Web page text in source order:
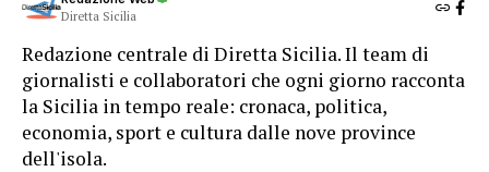
Diretta Sicilia
Redazione centrale di Diretta Sicilia. Il team di
giornalisti e collaboratori che ogni giorno racconta
la Sicilia in tempo reale: cronaca, politica,
economia, sport e cultura dalle nove province
dell'isola.